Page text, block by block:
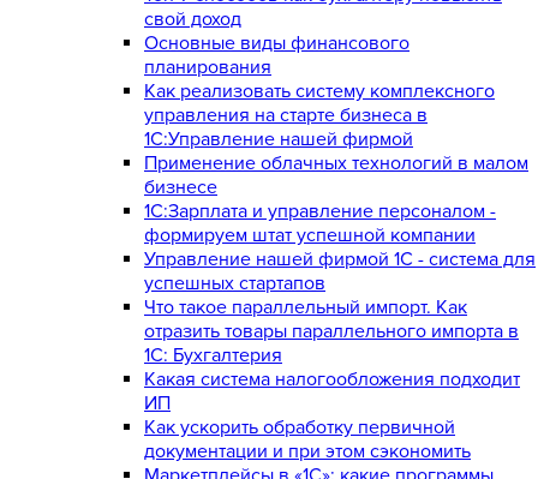
свой доход
Основные виды финансового
планирования
Как реализовать систему комплексного
управления на старте бизнеса в
1С:Управление нашей фирмой
Применение облачных технологий в малом
бизнесе
1C:Зарплата и управление персоналом -
формируем штат успешной компании
Управление нашей фирмой 1C - система для
успешных стартапов
Что такое параллельный импорт. Как
отразить товары параллельного импорта в
1С: Бухгалтерия
Какая система налогообложения подходит
ИП
Как ускорить обработку первичной
документации и при этом сэкономить